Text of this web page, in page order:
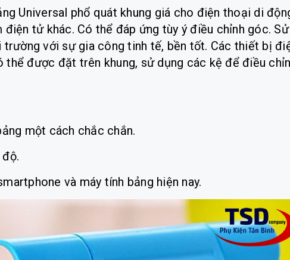
Universal phổ quát khung giá cho điện thoại di
điện tử khác. Có thể đáp ứng tùy ý điều chỉnh góc. Sử
với sự gia công tinh tế, bền tốt. Các thiết bị
thể được đặt trên khung, sử dụng các kệ để điều
một cách chắc chắn.
và máy tính bảng hiện nay.